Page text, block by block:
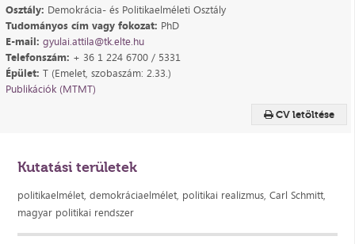
CV letöltése
Osztály: Demokrácia- és Politikaelméleti Osztály
Tudományos cím vagy fokozat: PhD
E-mail: gyulai.attila@tk.elte.hu
Telefonszám: + 36 1 224 6700 / 5331
Épület: T (Emelet, szobaszám: 2.33.)
Publikációk (MTMT)
Kutatási területek
politikaelmélet, demokráciaelmélet, politikai realizmus, Carl Schmitt,
magyar politikai rendszer